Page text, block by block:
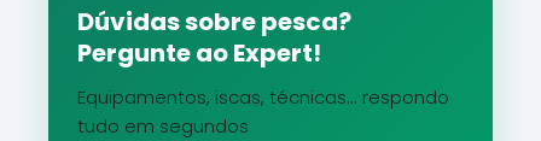
Dúvidas sobre pesca?
Pergunte ao Expert!
Equipamentos, iscas, técnicas... respondo
tudo em segundos